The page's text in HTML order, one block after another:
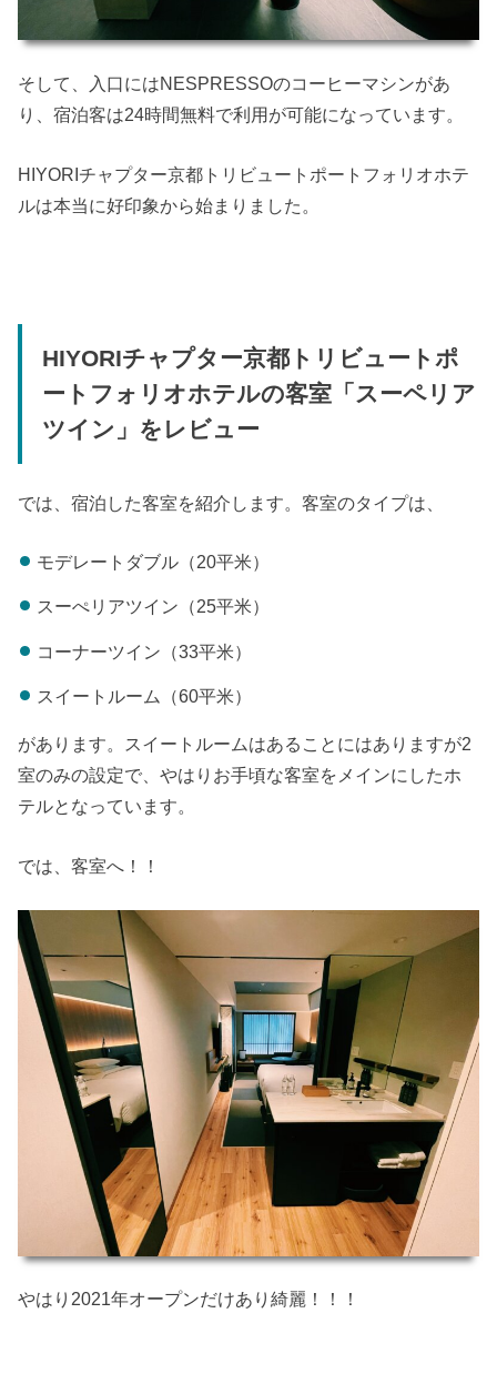
そして、入口にはNESPRESSOのコーヒーマシンがあ
り、宿泊客は24時間無料で利用が可能になっています。
HIYORIチャプター京都トリビュートポートフォリオホテ
ルは本当に好印象から始まりました。
HIYORIチャプター京都トリビュートポ
ートフォリオホテルの客室「スーペリア
ツイン」をレビュー
では、宿泊した客室を紹介します。客室のタイプは、
モデレートダブル（20平米）
スーぺリアツイン（25平米）
コーナーツイン（33平米）
スイートルーム（60平米）
があります。スイートルームはあることにはありますが2
室のみの設定で、やはりお手頃な客室をメインにしたホ
テルとなっています。
では、客室へ！！
やはり2021年オープンだけあり綺麗！！！